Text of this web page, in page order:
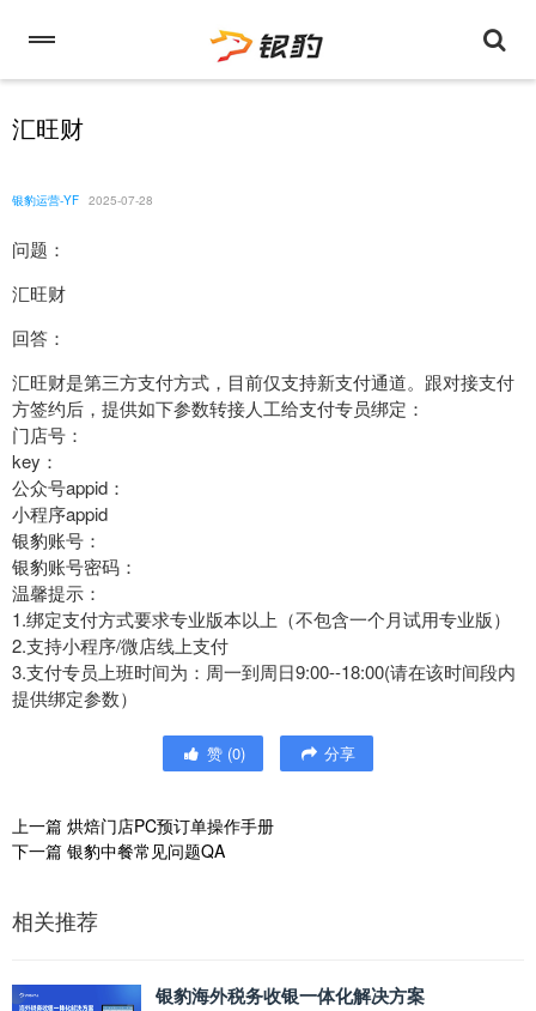
汇旺财
银豹运营-YF 2025-07-28
问题：
汇旺财
回答：
汇旺财是第三方支付方式，目前仅支持新支付通道。跟对接支付
方签约后，提供如下参数转接人工给支付专员绑定：
门店号：
key：
公众号appid：
小程序appid
银豹账号：
银豹账号密码：
温馨提示：
1.绑定支付方式要求专业版本以上（不包含一个月试用专业版）
2.支持小程序/微店线上支付
3.支付专员上班时间为：周一到周日9:00--18:00(请在该时间段内
提供绑定参数）
赞 (0) 分享
上一篇 烘焙门店PC预订单操作手册
下一篇 银豹中餐常见问题QA
相关推荐
银豹海外税务收银一体化解决方案